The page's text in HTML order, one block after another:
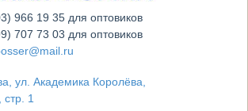
966 19 35 для оптовиков
707 73 03 для оптовиков
ул. Академика Королёва,
1